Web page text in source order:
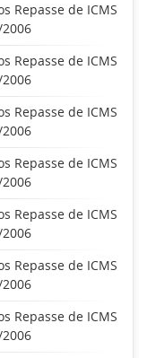
Repasse de ICMS
Repasse de ICMS
Repasse de ICMS
Repasse de ICMS
Repasse de ICMS
Repasse de ICMS
Repasse de ICMS